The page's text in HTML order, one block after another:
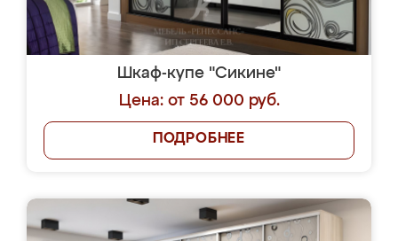
Шкаф-купе "Сикине"
Цена: от 56 000 руб.
ПОДРОБНЕЕ